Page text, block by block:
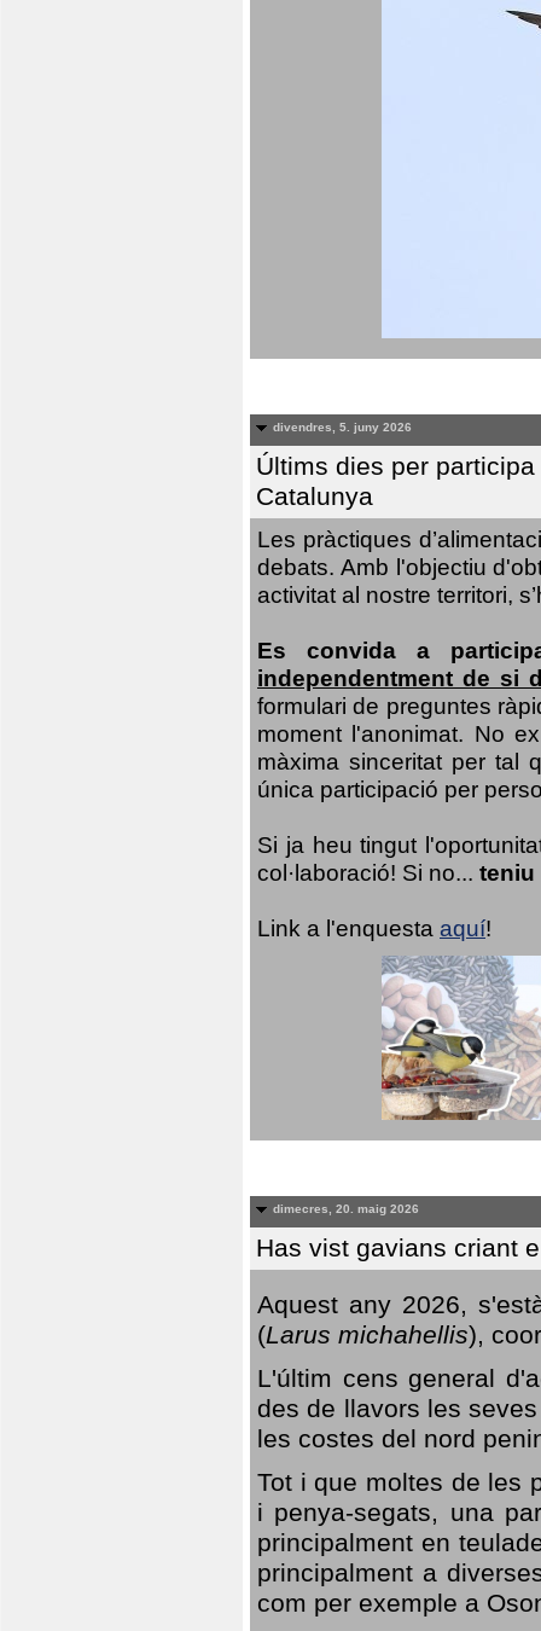
divendres, 5. juny 2026
Últims dies per
Catalunya
Les pràctiques
debats. Amb l'objectiu
activitat al nostre territori,
Es convida a
independentment de si
formulari de preguntes
moment l'anonimat. No
màxima sinceritat per tal
única participació per
Si ja heu tingut
col·laboració! Si no... teniu
Link a l'enquesta aquí!
dimecres, 20. maig 2026
Has vist gavians criant
Aquest any 2026,
(Larus michahellis),
L'últim cens general
des de llavors les
les costes del nord
Tot i que moltes de les
i penya-segats, una
principalment en
principalment a
com per exemple a